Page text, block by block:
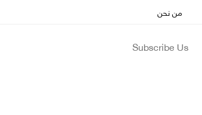
من نحن
Subscribe Us